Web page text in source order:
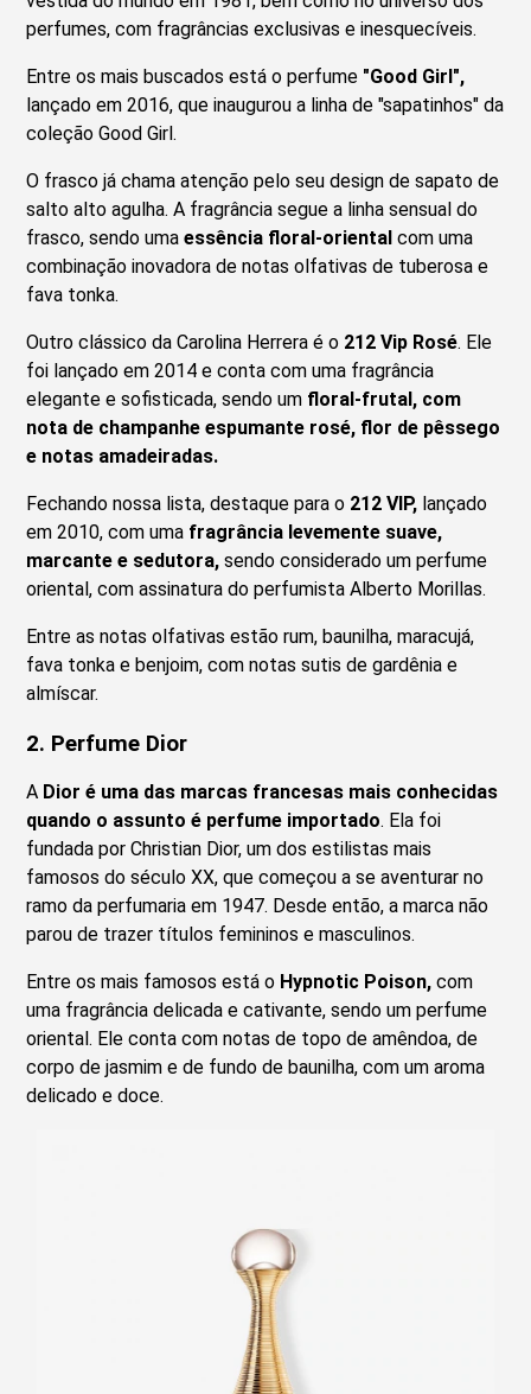
perfumes, com fragrâncias exclusivas e inesquecíveis.
Entre os mais buscados está o perfume "Good Girl",
lançado em 2016, que inaugurou a linha de "sapatinhos" da
coleção Good Girl.
O frasco já chama atenção pelo seu design de sapato de
salto alto agulha. A fragrância segue a linha sensual do
frasco, sendo umaessência floral-oriental com uma
combinação inovadora de notas olfativas de tuberosa e
fava tonka.
Outro clássico da Carolina Herrera é o 212 Vip Rosé. Ele
foi lançado em 2014 e conta com uma fragrância
elegante e sofisticada, sendo um floral-frutal, com
nota de champanhe espumante rosé, flor de pêssego
e notas amadeiradas.
Fechando nossa lista, destaque para o 212 VIP, lançado
em 2010, com uma fragrância levemente suave,
marcante e sedutora, sendo considerado um perfume
oriental, com assinatura do perfumista Alberto Morillas.
Entre as notas olfativas estão rum, baunilha, maracujá,
fava tonka e benjoim, com notas sutis de gardênia e
almíscar.
2. Perfume Dior
A Dior é uma das marcas francesas mais conhecidas
quando o assunto é perfume importado. Ela foi
fundada por Christian Dior, um dos estilistas mais
famosos do século XX, que começou a se aventurar no
ramo da perfumaria em 1947. Desde então, a marca não
parou de trazer títulos femininos e masculinos.
Entre os mais famosos está o Hypnotic Poison, com
uma fragrância delicada e cativante, sendo um perfume
oriental. Ele conta com notas de topo de amêndoa, de
corpo de jasmim e de fundo de baunilha, com um aroma
delicado e doce.